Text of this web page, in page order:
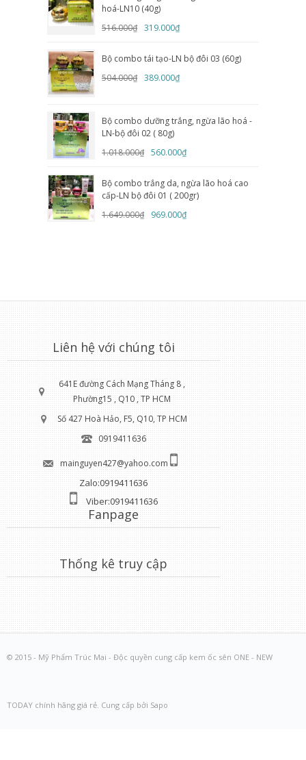
hoá-LN10 (40g)
516.000₫ 319.000₫
Bộ combo tái tạo-LN bộ đôi 03 (60g)
504.000₫ 389.000₫
Bộ combo dưỡng trắng, ngừa lão hoá -
LN-bộ đôi 02 ( 80g)
1.018.000₫ 560.000₫
Bộ combo trắng da, ngừa lão hoá cao
cấp-LN bộ đôi 01 ( 200gr)
1.649.000₫
969.000₫
Liên hệ với chúng tôi
641E đường Cách Mạng Tháng 8 ,
Phường15 , Q10 , TP HCM
Số 427 Hoà Hảo, F5, Q10, TP HCM
0919411636
mainguyen427@yahoo.com
Zalo:0919411636
Viber:0919411636
Fanpage
Thống kê truy cập
© 2015 - Mỹ Phẩm Trúc Mai - Độc quyền cung cấp kem ốc sên ONE - NEW
TODAY chính hãng giá rẻ. Cung cấp bởi Sapo